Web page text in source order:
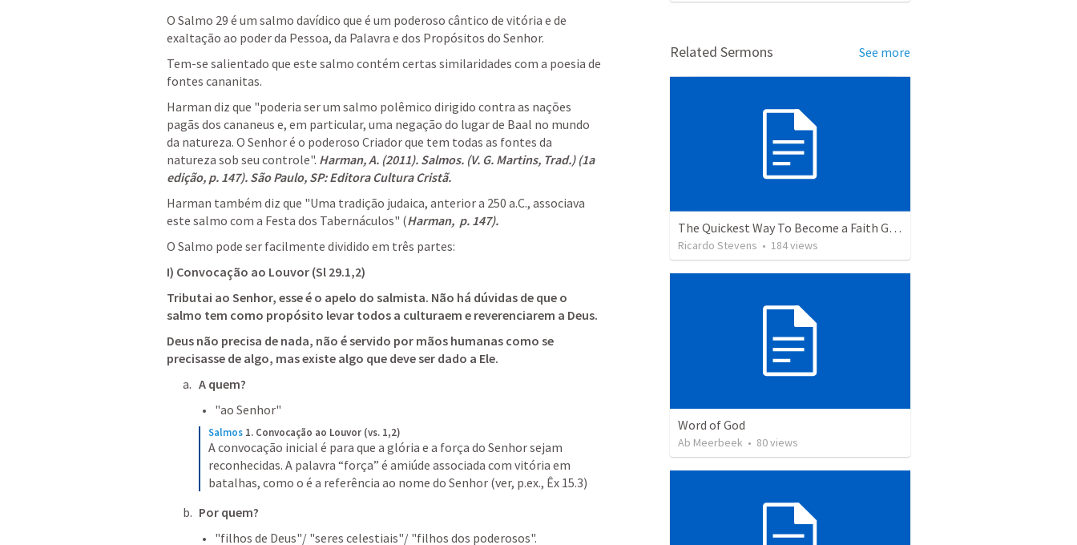
O Salmo 29 é um salmo davídico que é um poderoso cântico de vitória e de
exaltação ao poder da Pessoa, da Palavra e dos Propósitos do Senhor.
Tem-se salientado que este salmo contém certas similaridades com a poesia de
fontes cananitas.
Harman diz que "poderia ser um salmo polêmico dirigido contra as nações
pagãs dos cananeus e, em particular, uma negação do lugar de Baal no mundo
da natureza. O Senhor é o poderoso Criador que tem todas as fontes da
natureza sob seu controle". Harman, A. (2011). Salmos. (V. G. Martins, Trad.) (1a
edição, p. 147). São Paulo, SP: Editora Cultura Cristã.
Harman também diz que "Uma tradição judaica, anterior a 250 a.C., associava
este salmo com a Festa dos Tabernáculos" (Harman,  p. 147).
O Salmo pode ser facilmente dividido em três partes:
I) Convocação ao Louvor (Sl 29.1,2)
Tributai ao Senhor, esse é o apelo do salmista. Não há dúvidas de que o
salmo tem como propósito levar todos a culturaem e reverenciarem a Deus.
Deus não precisa de nada, não é servido por mãos humanas como se
precisasse de algo, mas existe algo que deve ser dado a Ele.
A quem?
"ao Senhor"
Salmos 1. Convocação ao Louvor (vs. 1,2)
A convocação inicial é para que a glória e a força do Senhor sejam
reconhecidas. A palavra “força” é amiúde associada com vitória em
batalhas, como o é a referência ao nome do Senhor (ver, p.ex., Êx 15.3)
Por quem?
"filhos de Deus"/ "seres celestiais"/ "filhos dos poderosos".
Related Sermons See more
The Quickest Way To Become a Faith Giant
Ricardo Stevens • 184views
Word of God
Ab Meerbeek • 80views